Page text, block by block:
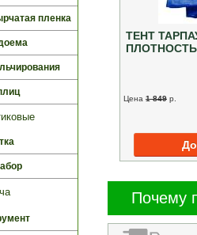
пленка
ТЕНТ
Цена 1 849 p.
Почему